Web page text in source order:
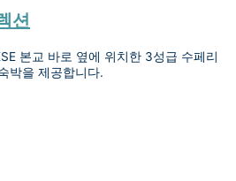
션
본교 바로 옆에 위치한 3성급 수페리
박을 제공합니다.